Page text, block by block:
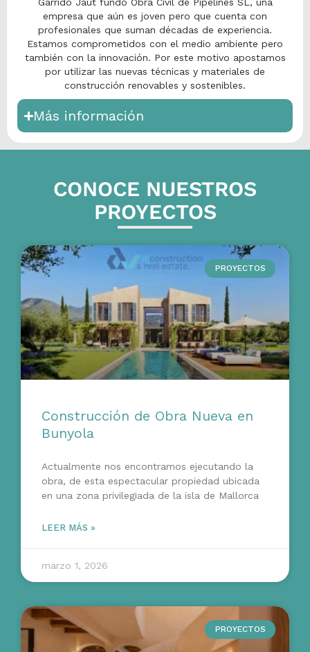
empresa que aún es joven pero que cuenta con
profesionales que suman décadas de experiencia.
Estamos comprometidos con el medio ambiente pero
también con la innovación. Por este motivo apostamos
por utilizar las nuevas técnicas y materiales de
construcción renovables y sostenibles.
Más información
CONOCE NUESTROS
PROYECTOS
PROYECTOS
Construcción de Obra Nueva en
Bunyola
Actualmente nos encontramos ejecutando la
obra, de esta espectacular propiedad ubicada
en una zona privilegiada de la isla de Mallorca
LEER MÁS »
marzo 1, 2026
PROYECTOS